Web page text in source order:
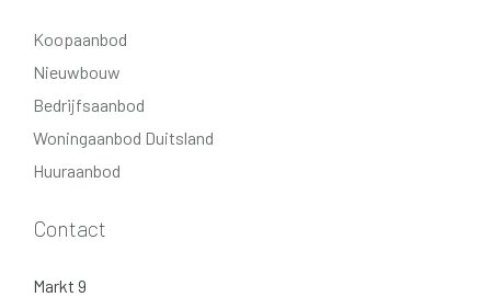
Koopaanbod
Nieuwbouw
Bedrijfsaanbod
Woningaanbod Duitsland
Huuraanbod
Contact
Markt 9